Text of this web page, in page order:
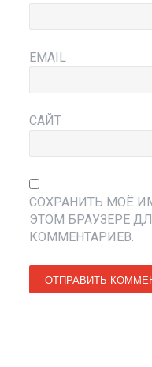
EMAIL
САЙТ
СОХРАНИТЬ МОЁ
ЭТОМ БРАУЗЕРЕ
КОММЕНТАРИЕВ.